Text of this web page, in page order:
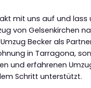
mit uns auf und lass
von Gelsenkirchen
Becker als
in Tarragona,
und erfahrenen
Schritt unterstützt.